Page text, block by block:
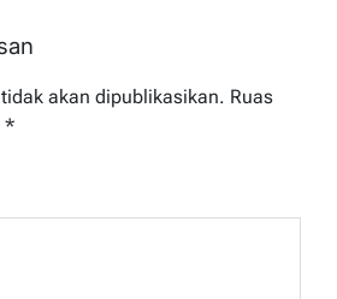
akan dipublikasikan. Ruas
*